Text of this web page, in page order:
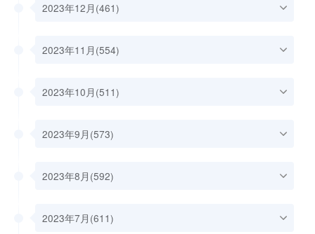
2023年12月(461)
2023年11月(554)
2023年10月(511)
2023年9月(573)
2023年8月(592)
2023年7月(611)